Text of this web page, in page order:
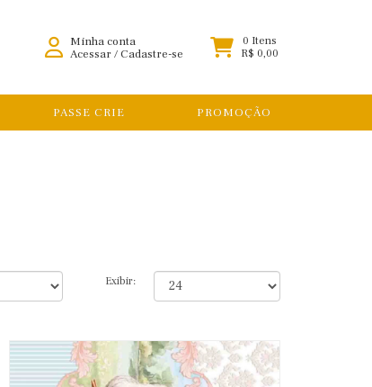
Minha conta
Acessar/Cadastre-se
0 Itens
R$ 0,00
PASSE CRIE PROMOÇÃO
Exibir: